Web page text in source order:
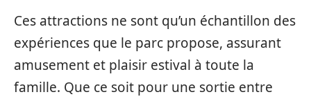
Ces attractions ne sont qu’un échantillon des
expériences que le parc propose, assurant
amusement et plaisir estival à toute la
famille. Que ce soit pour une sortie entre